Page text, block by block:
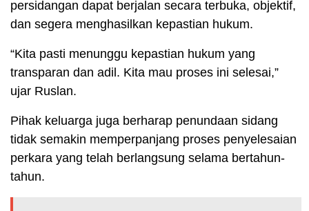
persidangan dapat berjalan secara terbuka, objektif,
dan segera menghasilkan kepastian hukum.
“Kita pasti menunggu kepastian hukum yang
transparan dan adil. Kita mau proses ini selesai,”
ujar Ruslan.
Pihak keluarga juga berharap penundaan sidang
tidak semakin memperpanjang proses penyelesaian
perkara yang telah berlangsung selama bertahun-
tahun.